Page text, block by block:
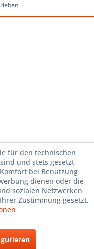
für den technischen
und stets gesetzt
bei Benutzung
dienen oder die
sozialen Netzwerken
Zustimmung gesetzt.